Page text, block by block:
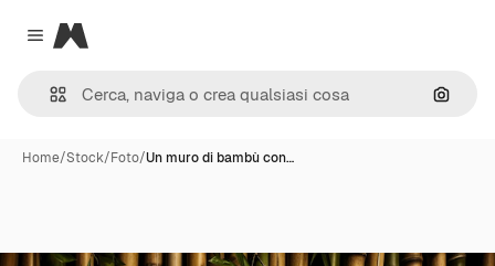
Close menu
Magnific
Cerca
Home/Stock/Foto/Un muro di bambù con…